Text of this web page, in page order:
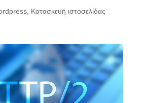
, Κατασκευή ιστοσελίδας